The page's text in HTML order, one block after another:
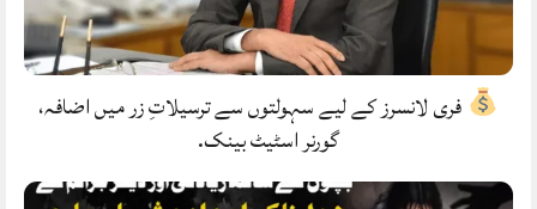
فری لانسرز کے لیے سہولتوں سے ترسیلاتِ زر میں اضافہ،
گورنر اسٹیٹ بینک.